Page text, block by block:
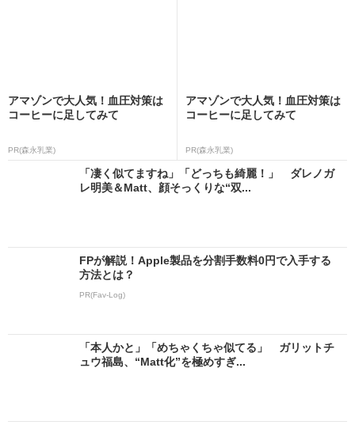
アマゾンで大人気！血圧対策は
コーヒーに足してみて
PR(森永乳業)
アマゾンで大人気！血圧対策は
コーヒーに足してみて
PR(森永乳業)
「凄く似てますね」「どっちも綺麗！」 ダレノガ
レ明美＆Matt、顔そっくりな“双...
FPが解説！Apple製品を分割手数料0円で入手する
方法とは？
PR(Fav-Log)
「本人かと」「めちゃくちゃ似てる」 ガリットチ
ュウ福島、“Matt化”を極めすぎ...